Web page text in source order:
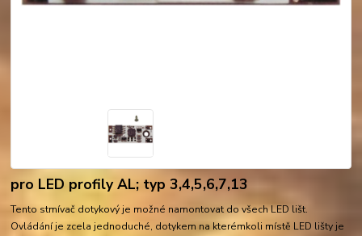
pro LED profily AL; typ 3,4,5,6,7,13
Tento stmívač dotykový je možné namontovat do všech LED lišt.
Ovládání je zcela jednoduché, dotykem na kterémkoli místě LED lišty je